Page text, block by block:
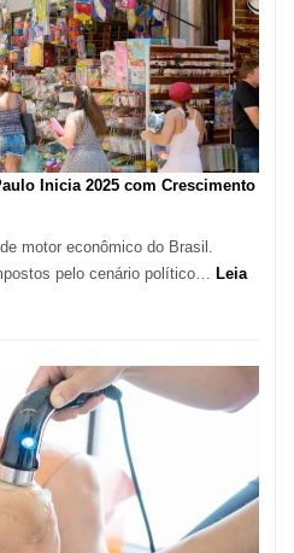
Inicia 2025 com Crescimento
motor econômico do Brasil.
pelo cenário político…
Leia